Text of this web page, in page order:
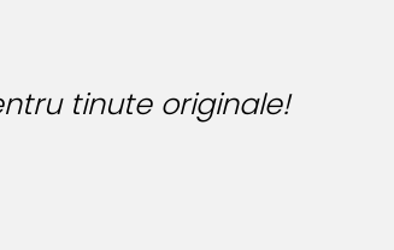
tinute originale!